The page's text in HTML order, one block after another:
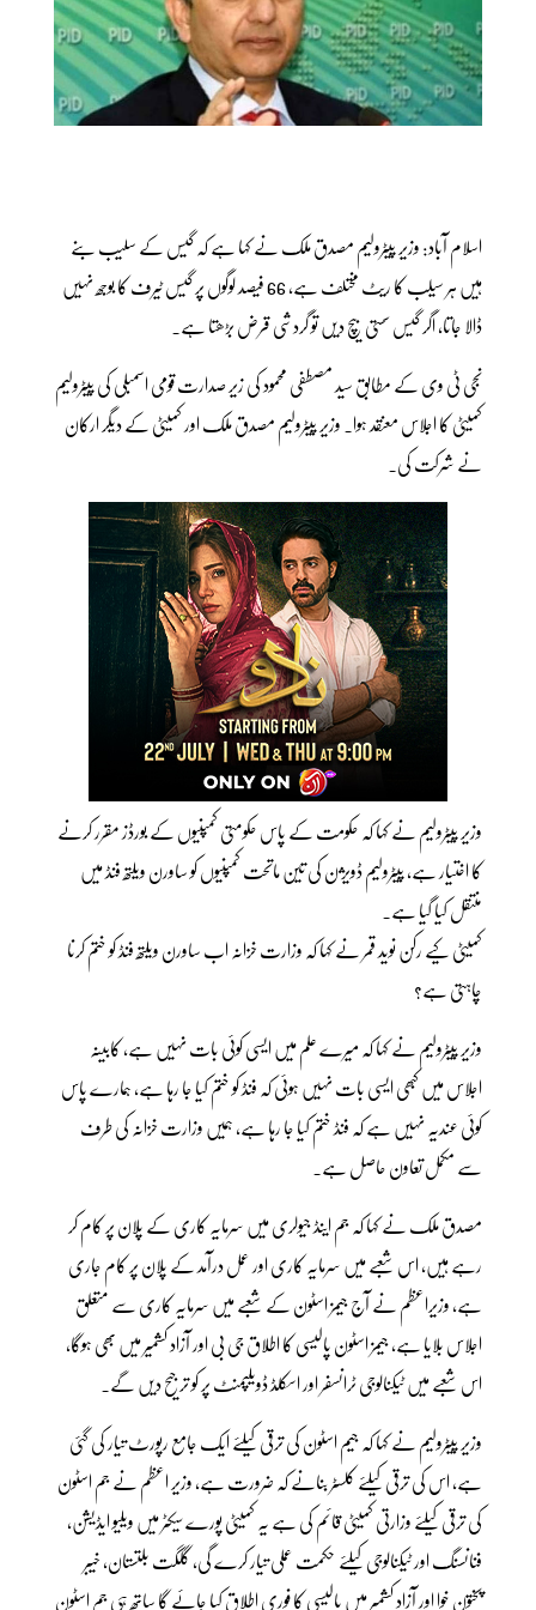
اسلام آباد: وزیر پیٹرولیم مصدق ملک نے کہا ہے کہ گیس کے سلیب بنے
ہیں ہر سیلب کا ریٹ مختلف ہے، 66 فیصد لوگوں پر گیس ٹیرف کا بوجھ نہیں
ڈالا جاتا، اگر گیس سستی بیچ دیں تو گردشی قرض بڑھتا ہے۔
نجی ٹی وی کے مطابق سید مصطفی محمود کی زیر صدارت قومی اسمبلی کی پیٹرولیم
کمیٹی کا اجلاس معنقد ہوا۔ وزیر پیٹرولیم مصدق ملک اور کمیٹی کے دیگر ارکان
نے شرکت کی۔
وزیر پیٹرولیم نے کہا کہ حکومت کے پاس حکومتی کمپنیوں کے بورڈز مقرر کرنے
کا اختیار ہے، پیٹرولیم ڈویژن کی تین ماتحت کمپنیوں کو ساورن ویلتھ فنڈ میں
منتقل کیا گیا ہے۔
کمیٹی کیے رکن نوید قمر نے کہا کہ وزارت خزانہ اب ساورن ویلتھ فنڈ کو ختم کرنا
چاہتی ہے؟
وزیر پیٹرولیم نے کہا کہ میرے علم میں ایسی کوئی بات نہیں ہے، کابینہ
اجلاس میں کبھی ایسی بات نہیں ہوئی کہ فنڈ کو ختم کیا جا رہا ہے، ہمارے پاس
کوئی عندیہ نہیں ہے کہ فنڈ ختم کیا جا رہا ہے، ہمیں وزارت خزانہ کی طرف
سے مکمل تعاون حاصل ہے۔
مصدق ملک نے کہا کہ جم اینڈ جیولری میں سرمایہ کاری کے پلان پر کام کر
رہے ہیں، اس شعبے میں سرمایہ کاری اور عمل درآمد کے پلان پر کام جاری
ہے، وزیراعظم نے آج جیمز اسٹون کے شعبے میں سرمایہ کاری سے متعلق
اجلاس بلایا ہے، جیمز اسٹون پالیسی کا اطلاق جی بی اور آزاد کشمیر میں بھی ہوگا،
اس شعبے میں ٹیکنالوجی ٹرانسفر اور اسکلڈ ڈویلپمنٹ پر کو ترجیح دیں گے۔
وزیر پیٹرولیم نے کہا کہ جیم اسٹون کی ترقی کیلئے ایک جامع رپورٹ تیار کی گئی
ہے، اس کی ترقی کیلئے کلسٹر بنانے کہ ضرورت ہے، وزیر اعظم نے جم اسٹون
کی ترقی کیلئے وزارتی کمیٹی قائم کی ہے یہ کمیٹی پورے سیکٹر میں ویلیو ایڈیشن،
فنانسنگ اور ٹیکنالوجی کیلئے حکمت عملی تیار کرے گی، گلگت بلتستان، خیبر
پختون خوا اور آزاد کشمیر میں پالیسی کا فوری اطلاق کیا جائے گا ساتھ ہی جم اسٹون